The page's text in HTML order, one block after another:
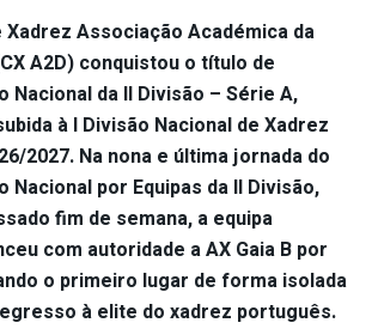
Xadrez Associação Académica da
A2D) conquistou o título de
Nacional da II Divisão – Série A,
à I Divisão Nacional de Xadrez
2027. Na nona e última jornada do
Nacional por Equipas da II Divisão,
fim de semana, a equipa
com autoridade a AX Gaia B por
o primeiro lugar de forma isolada
à elite do xadrez português.